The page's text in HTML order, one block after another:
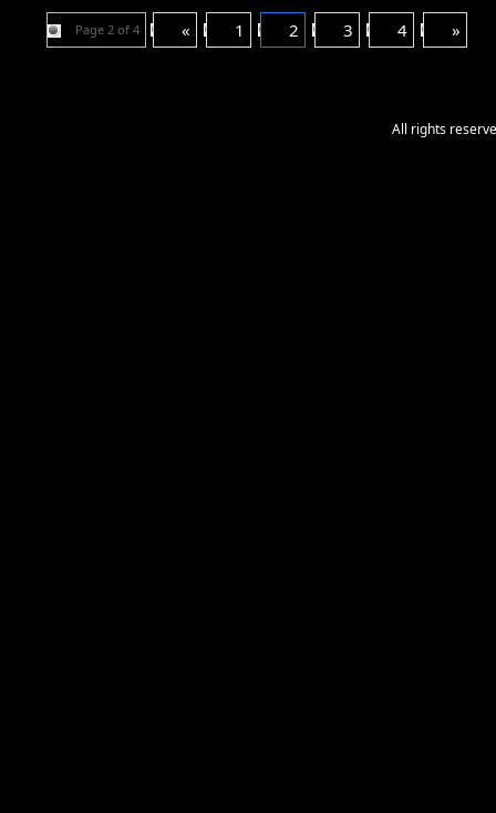
Page 2 of 4 « 1 2 3 4 »
All rights